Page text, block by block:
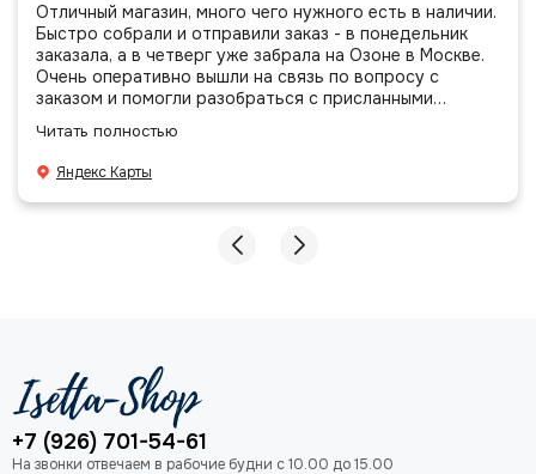
Отличный магазин, много чего нужного есть в наличии.
Быстро собрали и отправили заказ - в понедельник
заказала, а в четверг уже забрала на Озоне в Москве.
Очень оперативно вышли на связь по вопросу с
заказом и помогли разобраться с присланными
даже есть подарочек, очень приятно. Спасибо
большое команде!
Читать полностью
Яндекс Карты
+7 (926) 701-54-61